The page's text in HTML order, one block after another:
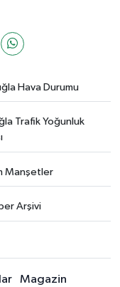
Hava Durumu
Trafik Yoğunluk
Manşetler
Arşivi
Magazin